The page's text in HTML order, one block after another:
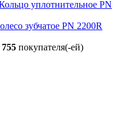
уплотнительное PN
зубчатое PN 2200R
755 покупателя(-ей)